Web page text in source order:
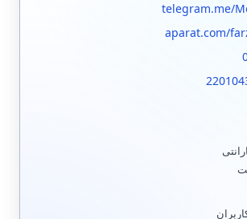
telegram.me/
aparat.com/